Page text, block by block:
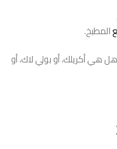
المطبخ.
هي أكريلك، أو بولي لاك، أو